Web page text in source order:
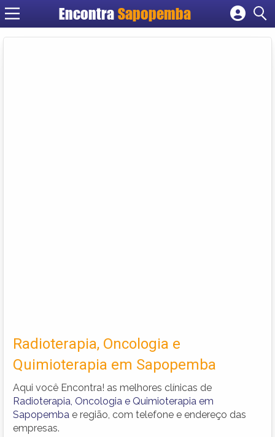
Encontra Sapopemba
Cadastrar empresa
Radioterapia, Oncologia e
Quimioterapia em Sapopemba
Aqui você Encontra! as melhores clínicas de
Radioterapia, Oncologia e Quimioterapia em
Sapopemba e região, com telefone e endereço das
empresas.